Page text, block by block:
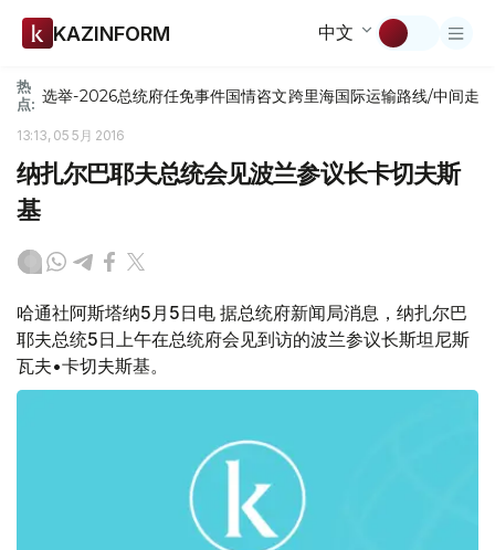
KAZINFORM 中文
热
点: 选举-2026总统府任免事件国情咨文跨里海国际运输路线/中间走廊
13:13, 05 5月 2016
纳扎尔巴耶夫总统会见波兰参议长卡切夫斯
基
哈通社阿斯塔纳5月5日电 据总统府新闻局消息，纳扎尔巴
耶夫总统5日上午在总统府会见到访的波兰参议长斯坦尼斯
瓦夫•卡切夫斯基。